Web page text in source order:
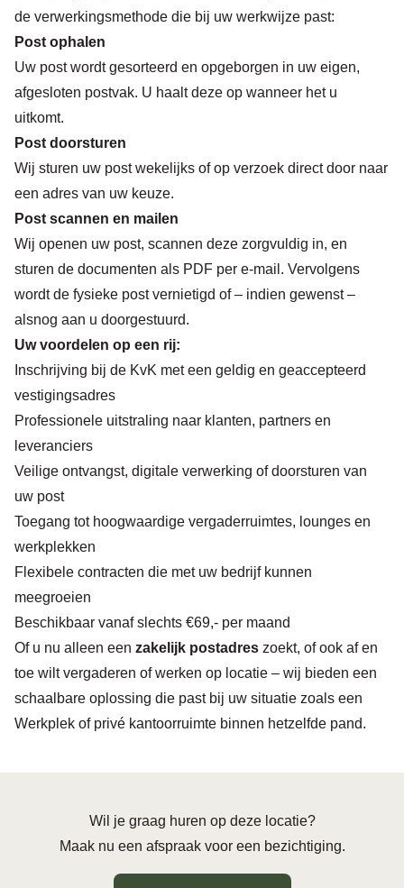
de verwerkingsmethode die bij uw werkwijze past:
Post ophalen
Uw post wordt gesorteerd en opgeborgen in uw eigen,
afgesloten postvak. U haalt deze op wanneer het u
uitkomt.
Post doorsturen
Wij sturen uw post wekelijks of op verzoek direct door naar
een adres van uw keuze.
Post scannen en mailen
Wij openen uw post, scannen deze zorgvuldig in, en
sturen de documenten als PDF per e-mail. Vervolgens
wordt de fysieke post vernietigd of – indien gewenst –
alsnog aan u doorgestuurd.
Uw voordelen op een rij:
Inschrijving bij de KvK met een geldig en geaccepteerd
vestigingsadres
Professionele uitstraling naar klanten, partners en
leveranciers
Veilige ontvangst, digitale verwerking of doorsturen van
uw post
Toegang tot hoogwaardige vergaderruimtes, lounges en
werkplekken
Flexibele contracten die met uw bedrijf kunnen
meegroeien
Beschikbaar vanaf slechts €69,- per maand
Of u nu alleen een zakelijk postadres zoekt, of ook af en
toe wilt vergaderen of werken op locatie – wij bieden een
schaalbare oplossing die past bij uw situatie zoals een
Werkplek of privé kantoorruimte binnen hetzelfde pand.
Wil je graag huren op deze locatie?
Maak nu een afspraak voor een bezichtiging.